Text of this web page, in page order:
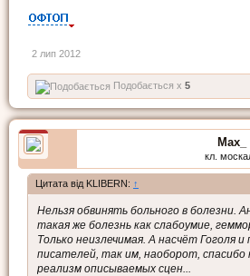
2 лип 2012
Подобається x 5
Max_
кл.
Цитата від KLIBERN: ↑
Нельзя обвинять больного в болезни.
такая же болезнь как слабоумие,
Только неизлечимая. А насчёт Гоголя и
писателей, так им, наоборот, спасибо
реализм описываемых сцен...